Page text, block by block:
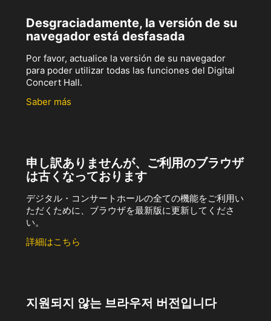
Desgraciadamente, la versión de su
navegador está desfasada
Por favor, actualice la versión de su navegador
para poder utilizar todas las funciones del Digital
Concert Hall.
Saber más
申し訳ありませんが、ご利用のブラウザ
は古くなっております
デジタル・コンサートホールの全ての機能をご利用い
ただくために、ブラウザを最新版に更新してくださ
い。
詳細はこちら
지원되지 않는 브라우저 버전입니다